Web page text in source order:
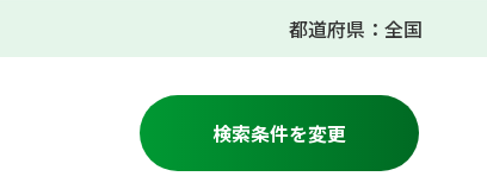
都道府県：全国
検索条件を変更